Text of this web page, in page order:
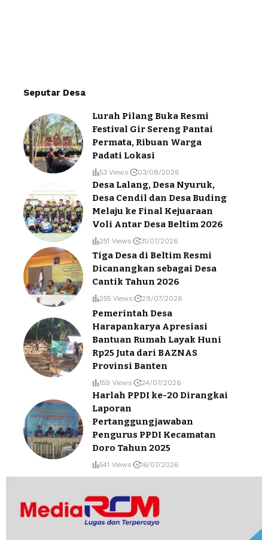
Seputar Desa
Lurah Pilang Buka Resmi
Festival Gir Sereng Pantai
Permata, Ribuan Warga
Padati Lokasi
53 Views 03/08/2026
Desa Lalang, Desa Nyuruk,
Desa Cendil dan Desa Buding
Melaju ke Final Kejuaraan
Voli Antar Desa Beltim 2026
251 Views 31/07/2026
Tiga Desa di Beltim Resmi
Dicanangkan sebagai Desa
Cantik Tahun 2026
255 Views 29/07/2026
Pemerintah Desa
Harapankarya Apresiasi
Bantuan Rumah Layak Huni
Rp25 Juta dari BAZNAS
Provinsi Banten
159 Views 24/07/2026
Harlah PPDI ke-20 Dirangkai
Laporan
Pertanggungjawaban
Pengurus PPDI Kecamatan
Doro Tahun 2025
541 Views 16/07/2026